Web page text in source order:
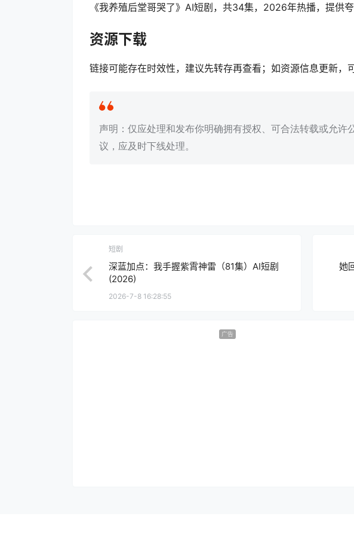
《我养殖后堂哥哭了》AI短剧，共34集，2026年热播，提供
资源下载
链接可能存在时效性，建议先转存再查看；如资源信息更新，
声明：仅应处理和发布你明确拥有授权、可合法转载或允许
议，应及时下线处理。
短剧
深蓝加点：我手握紫霄神雷（81集）AI短剧
(2026)
2026-7-8 16:28:55
她
广告